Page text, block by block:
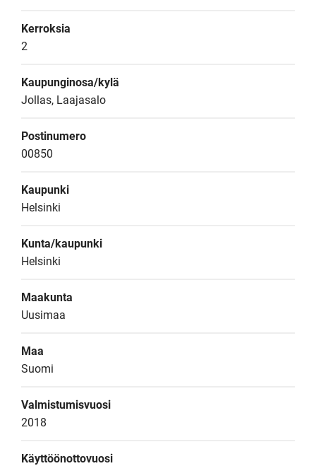
Kerroksia
2
Kaupunginosa/kylä
Jollas, Laajasalo
Postinumero
00850
Kaupunki
Helsinki
Kunta/kaupunki
Helsinki
Maakunta
Uusimaa
Maa
Suomi
Valmistumisvuosi
2018
Käyttöönottovuosi